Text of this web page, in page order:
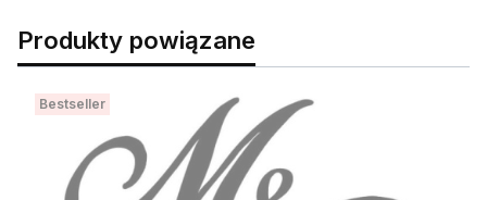
Produkty powiązane
Bestseller